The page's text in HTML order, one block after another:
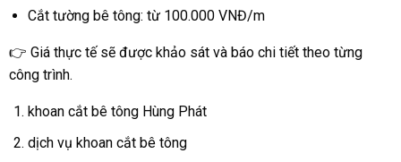
Cắt tường bê tông: từ 100.000 VNĐ/m
👉 Giá thực tế sẽ được khảo sát và báo chi tiết theo từng
công trình.
khoan cắt bê tông Hùng Phát
dịch vụ khoan cắt bê tông